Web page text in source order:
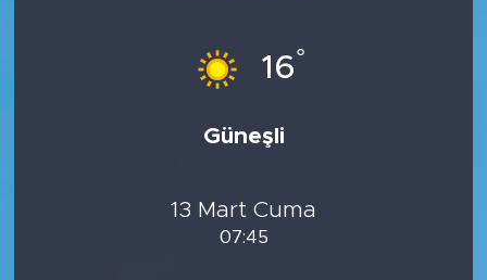
16°
Güneşli
13 Mart Cuma
07:45